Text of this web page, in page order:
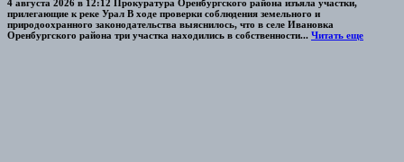
4 августа 2026 в 12:12 Прокуратура Оренбургского района изъяла участки,
прилегающие к реке Урал В ходе проверки соблюдения земельного и
природоохранного законодательства выяснилось, что в селе Ивановка
Оренбургского района три участка находились в собственности... Читать еще